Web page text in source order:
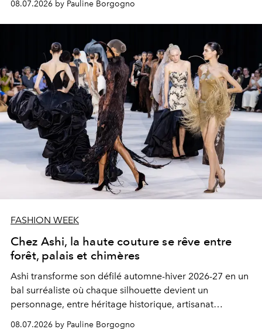
08.07.2026 by Pauline Borgogno
FASHION WEEK
Chez Ashi, la haute couture se rêve entre
forêt, palais et chimères
Ashi transforme son défilé automne-hiver 2026-27 en un
bal surréaliste où chaque silhouette devient un
personnage, entre héritage historique, artisanat
d'exception et métamorphose fantastique.
08.07.2026 by Pauline Borgogno